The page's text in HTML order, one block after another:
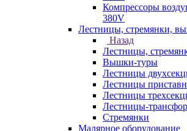
Компрессоры
380V
Лестницы, стремянки,
Назад
Лестницы,
Вышки-туры
Лестницы
Лестницы
Лестницы
Лестницы-
Стремянки
Малярное оборудование